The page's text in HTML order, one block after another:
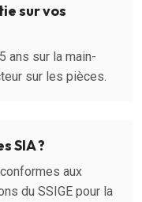
sur vos
ans sur la main-
sur les pièces.
SIA ?
aux
du SSIGE pour la